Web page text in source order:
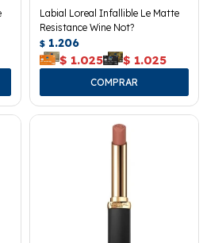
Labial Loreal Infallible Le Matte
Resistance Wine Not?
$ 1.206
$ 1.025 $ 1.025